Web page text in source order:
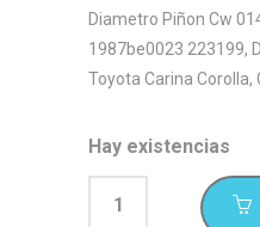
Diametro Piñon Cw
1987be0023 223199,
Toyota Carina Corolla,
Hay existencias